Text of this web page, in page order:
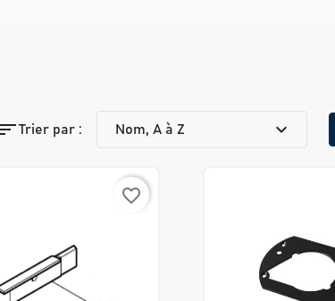
sortTrier par : Nom, A à Z expand_more
favorite_border